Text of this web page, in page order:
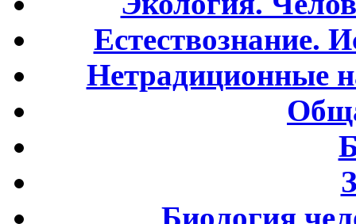
Естествознание.
Нетрадиционные
Биология